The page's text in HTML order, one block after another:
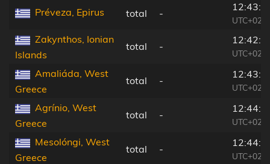
Préveza, Epirus total -
Zakynthos, Ionian
Islands
total -
Amaliáda, West
Greece
total -
Agrínio, West
Greece
total -
Mesolóngi, West
Greece
total -